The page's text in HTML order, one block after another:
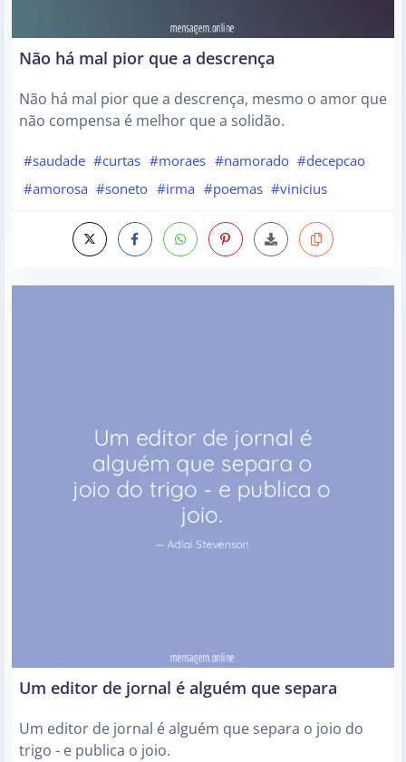
Não há mal pior que a descrença
Não há mal pior que a descrença, mesmo o amor que
não compensa é melhor que a solidão.
#saudade #curtas #moraes #namorado #decepcao
#amorosa #soneto #irma #poemas #vinicius
Um editor de jornal é alguém que separa
Um editor de jornal é alguém que separa o joio do
trigo - e publica o joio.